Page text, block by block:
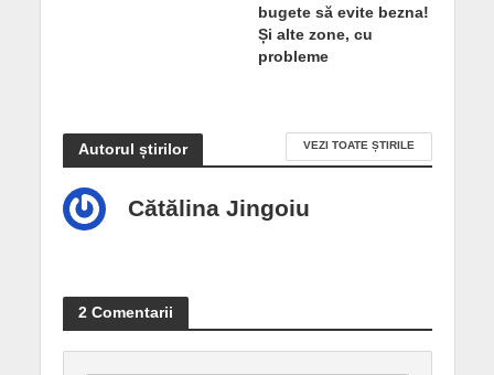
bugete să evite bezna!
Și alte zone, cu
probleme
Autorul știrilor VEZI TOATE ȘTIRILE
Cătălina Jingoiu
2 Comentarii